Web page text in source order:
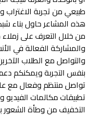
طبيعي من تجربة الاغتراب
هذه المشاعر حاول بناء
من خلال التعرف على
والمشاركة الفعالة في
والتواصل مع الطلاب
بنفس التجربة ويمكنكم
تواصل منتظم وفعال مع
تطبيقات مكالمات الفيديو
التخفيف من وطأة الشعور